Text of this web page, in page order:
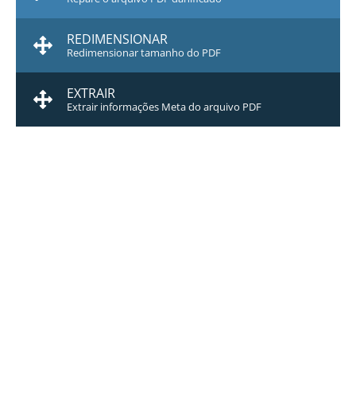
REDIMENSIONAR
Redimensionar tamanho do PDF
EXTRAIR
Extrair informações Meta do arquivo PDF